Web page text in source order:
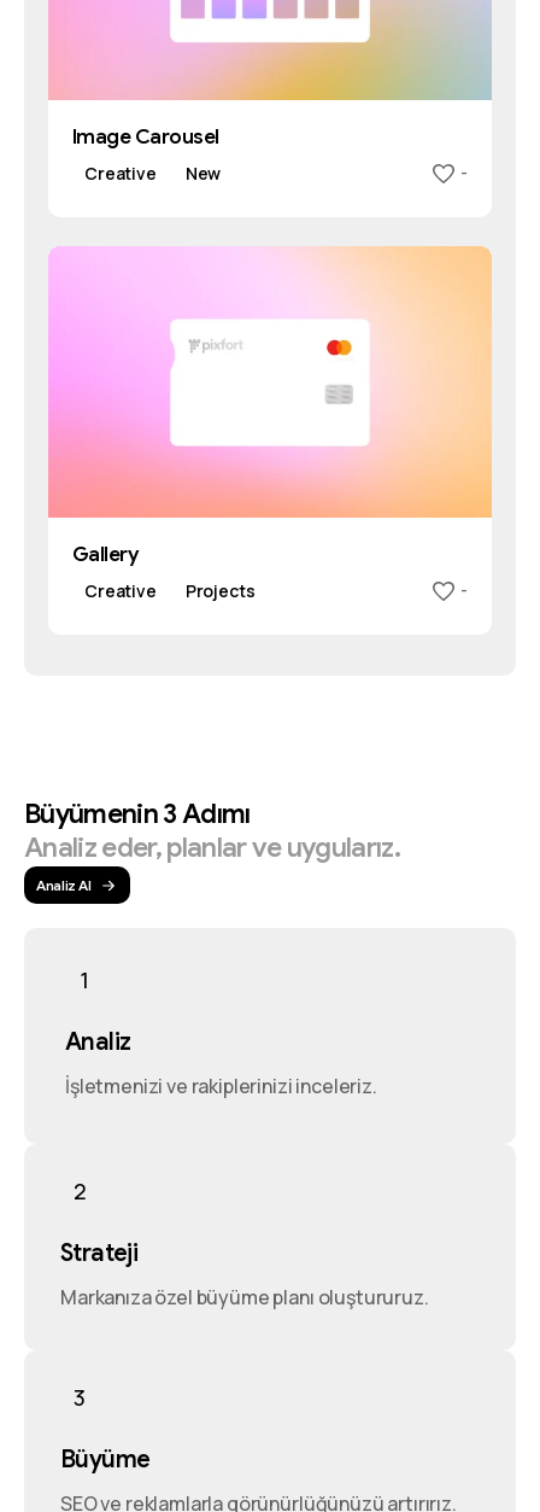
Image Carousel
Creative New -
Gallery
Creative Projects -
Büyümenin3Adımı
Analizeder,planlarveuygularız.
Analiz Al
1
Analiz
İşletmenizi ve rakiplerinizi inceleriz.
2
Strateji
Markanıza özel büyüme planı oluştururuz.
3
Büyüme
SEO ve reklamlarla görünürlüğünüzü artırırız.